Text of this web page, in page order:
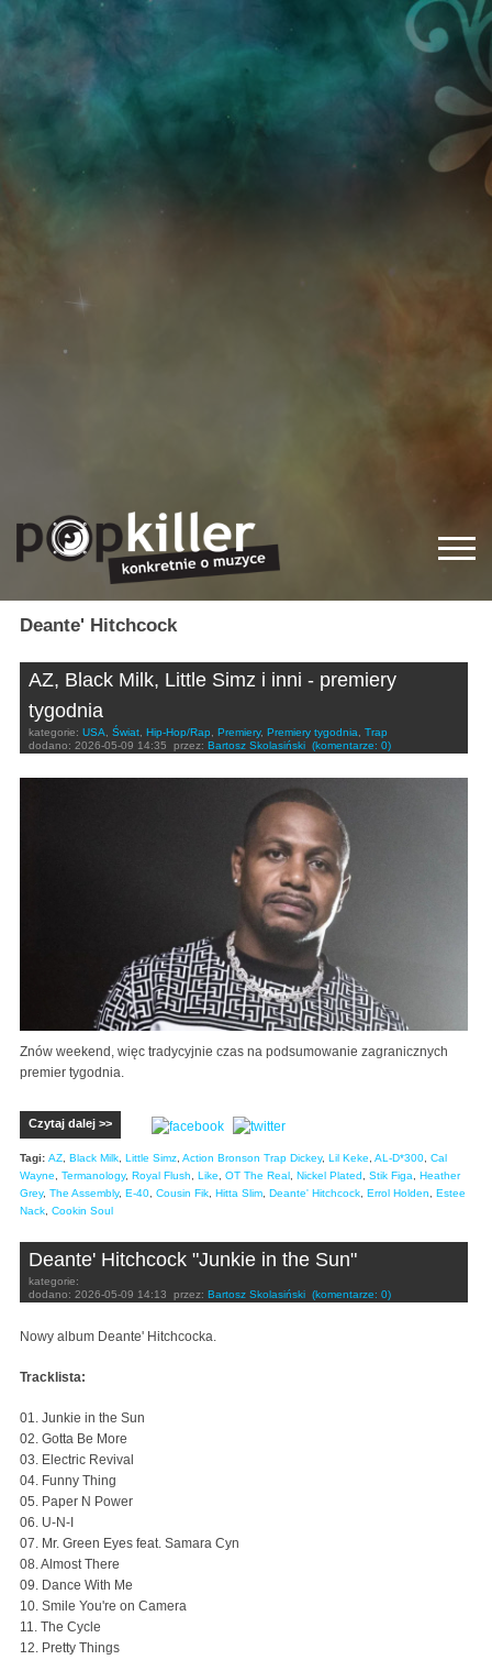
Deante' Hitchcock
AZ, Black Milk, Little Simz i inni - premiery
tygodnia
kategorie: USA, Świat, Hip-Hop/Rap, Premiery, Premiery tygodnia, Trap
dodano: 2026-05-09 14:35 przez: Bartosz Skolasiński (komentarze: 0)
Znów weekend, więc tradycyjnie czas na podsumowanie zagranicznych
premier tygodnia.
Czytaj dalej >>
Tagi: AZ Black Milk Little Simz Action Bronson Trap Dickey, Lil Keke AL-D*300 Cal
Wayne
Termanology, Royal Flush Like OT The Real Nickel Plated Stik Figa
Heather
Grey, The Assembly, E-40 Cousin Fik Hitta Slim Deante' Hitchcock Errol Holden
Estee
Nack Cookin Soul
Deante' Hitchcock "Junkie in the Sun"
kategorie:
dodano: 2026-05-09 14:13 przez: Bartosz Skolasiński (komentarze: 0)
Nowy album Deante' Hitchcocka.
Tracklista:
01. Junkie in the Sun
02. Gotta Be More
03. Electric Revival
04. Funny Thing
05. Paper N Power
06. U-N-I
07. Mr. Green Eyes feat. Samara Cyn
08. Almost There
09. Dance With Me
10. Smile You're on Camera
11. The Cycle
12. Pretty Things